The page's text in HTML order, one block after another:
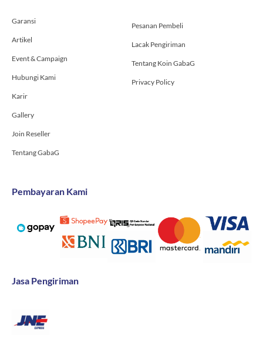
f
Garansi
Artikel
Event & Campaign
Hubungi Kami
Karir
Gallery
Join Reseller
Tentang GabaG
Pesanan Pembeli
Lacak Pengiriman
Tentang Koin GabaG
Privacy Policy
Pembayaran Kami
Jasa Pengiriman